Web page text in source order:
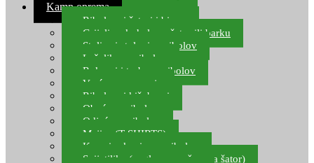
Kamp oprema
Ribolovni šatori i bivvy
Grijalice, kuhala za šator ili barku
Stolice i stolovi za ribolov
Ležaljke za ribolov
Ruksaci i torbe za ribolov
Vreće za spavanje
Ribolovni kišobrani
Obuća za ribolov
Odjeća za ribolov
Majice (T-SHIRTS)
Kape i rukavice za ribolov
Svijetiljke (naglavne, ručne, za šator)